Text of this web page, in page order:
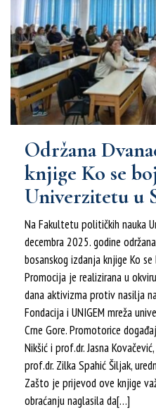
Održana
knjige Ko se
Univerzitetu u
Na Fakultetu političkih nauka
decembra 2025. godine
bosanskog izdanja knjige Ko
Promocija je realizirana u
dana aktivizma protiv nasilja
Fondacija i UNIGEM mreža
Crne Gore. Promotorice
Nikšić i prof.dr. Jasna
prof.dr. Zilka Spahić Šiljak,
Zašto je prijevod ove knjige
obraćanju naglasila da[…]